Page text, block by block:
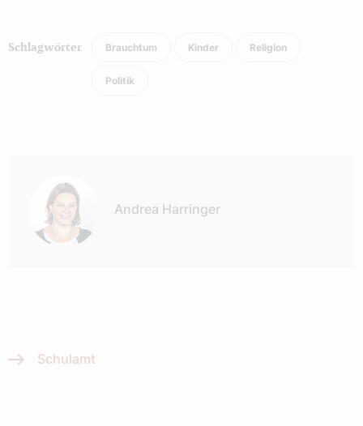
Schlagwörter Brauchtum Kinder Religion
Politik
Andrea Harringer
Schulamt